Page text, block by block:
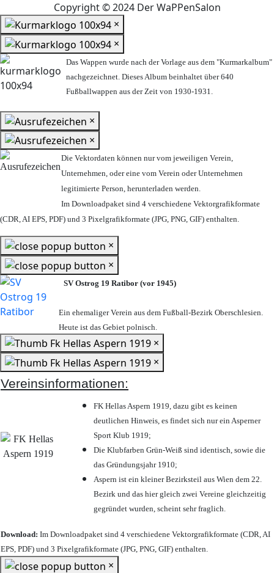
Copyright © 2024 Der WaPPenSalon
×
×
Das Wappen wurde nach der Vorlage aus dem "Kurmarkalbum"
nachgezeichnet. Dieses Album beinhaltet über 640
Fußballwappen aus der Zeit von 1930-1931.
×
×
Die Vektordaten können nur vom jeweiligen Verein,
Unternehmen, oder eine vom Verein oder Unternehmen
legitimierte Person, herunterladen werden.
Im Downloadpaket sind 4 verschiedene Vektorgrafikformate
(CDR, AI EPS, PDF) und 3 Pixelgrafikformate (JPG, PNG, GIF) enthalten.
×
×
SV Ostrog 19 Ratibor (vor 1945)
Ein ehemaliger Verein aus dem Fußball-Bezirk Oberschlesien.
Heute ist das Gebiet polnisch.
×
×
Vereinsinformationen:
FK Hellas Aspern 1919, dazu gibt es keinen
deutlichen Hinweis, es findet sich nur ein Asperner
Sport Klub 1919;
Die Klubfarben Grün-Weiß sind identisch, sowie die
das Gründungsjahr 1910;
Aspern ist ein kleiner Bezirksteil aus Wien dem 22.
Bezirk und das hier gleich zwei Vereine gleichzeitig
gegründet wurden, scheint sehr fraglich.
Download: Im Downloadpaket sind 4 verschiedene Vektorgrafikformate (CDR, AI
EPS, PDF) und 3 Pixelgrafikformate (JPG, PNG, GIF) enthalten.
×